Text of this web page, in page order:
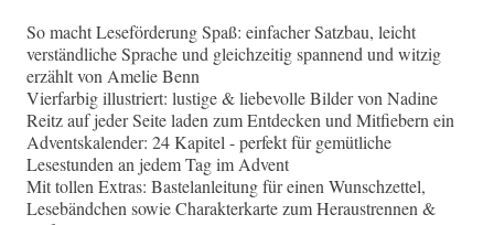
So macht Leseförderung Spaß: einfacher Satzbau, leicht
verständliche Sprache und gleichzeitig spannend und witzig
erzählt von Amelie Benn
Vierfarbig illustriert: lustige & liebevolle Bilder von Nadine
Reitz auf jeder Seite laden zum Entdecken und Mitfiebern ein
Adventskalender: 24 Kapitel - perfekt für gemütliche
Lesestunden an jedem Tag im Advent
Mit tollen Extras: Bastelanleitung für einen Wunschzettel,
Lesebändchen sowie Charakterkarte zum Heraustrennen &